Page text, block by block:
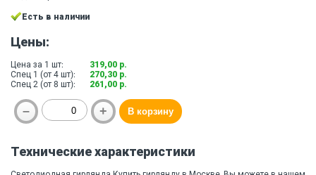
Есть в наличии
Цены:
Цена за 1 шт:
319,00 р.
Спец 1 (от 4 шт):
270,30 р.
Спец 2 (от 8 шт):
261,00 р.
Технические характеристики